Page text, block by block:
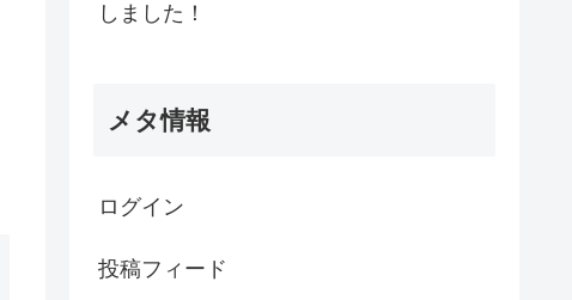
しました！
メタ情報
ログイン
投稿フィード